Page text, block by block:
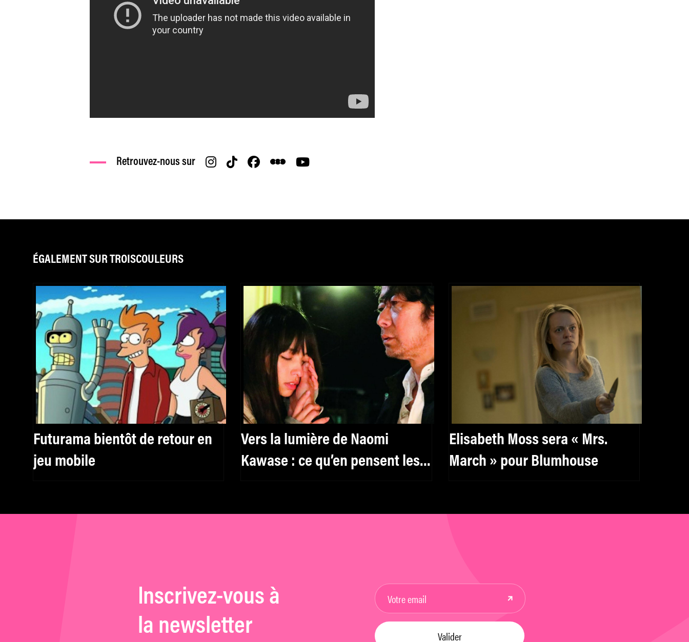
Retrouvez-nous sur
ÉGALEMENT SUR TROISCOULEURS
Futurama bientôt de retour en
jeu mobile
Vers la lumière de Naomi
Kawase : ce qu’en pensent les
Elisabeth Moss sera « Mrs.
March » pour Blumhouse
Inscrivez-vous à
la newsletter